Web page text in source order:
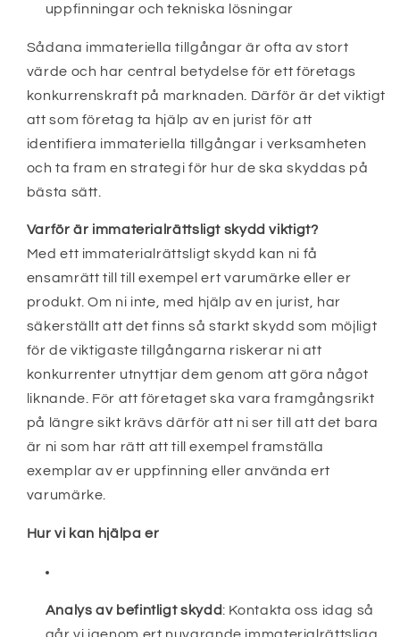
uppfinningar och tekniska lösningar
Sådana immateriella tillgångar är ofta av stort
värde och har central betydelse för ett företags
konkurrenskraft på marknaden. Därför är det viktigt
att som företag ta hjälp av en jurist för att
identifiera immateriella tillgångar i verksamheten
och ta fram en strategi för hur de ska skyddas på
bästa sätt.
Varför är immaterialrättsligt skydd viktigt?
Med ett immaterialrättsligt skydd kan ni få
ensamrätt till till exempel ert varumärke eller er
produkt. Om ni inte, med hjälp av en jurist, har
säkerställt att det finns så starkt skydd som möjligt
för de viktigaste tillgångarna riskerar ni att
konkurrenter utnyttjar dem genom att göra något
liknande. För att företaget ska vara framgångsrikt
på längre sikt krävs därför att ni ser till att det bara
är ni som har rätt att till exempel framställa
exemplar av er uppfinning eller använda ert
varumärke.
Hur vi kan hjälpa er
Analys av befintligt skydd: Kontakta oss idag så
går vi igenom ert nuvarande immaterialrättsliga